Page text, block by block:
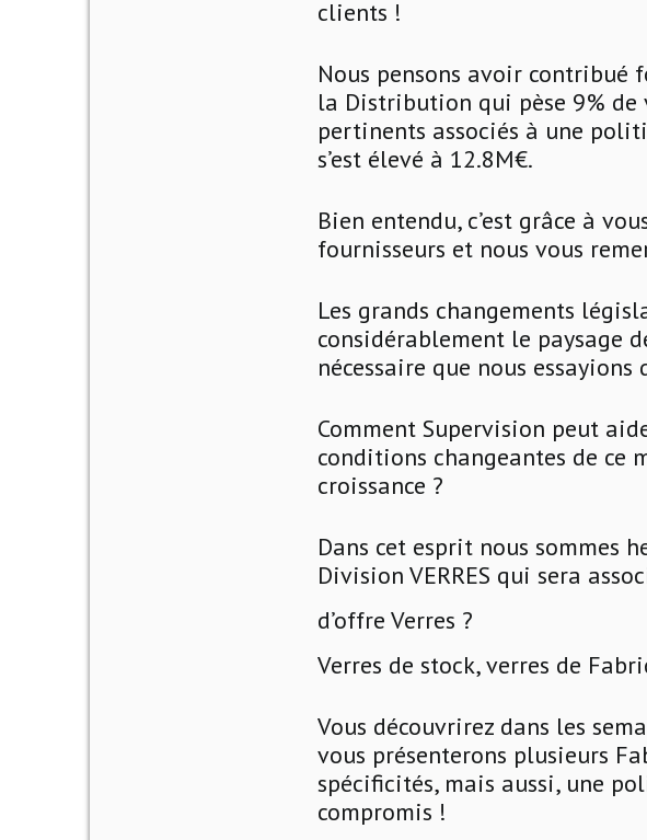
clients !
Nous pensons avoir contribué
la Distribution qui pèse 9%
pertinents associés à une
s’est élevé à 12.8M€.
Bien entendu, c’est grâce à
fournisseurs et nous vous
Les grands changements
considérablement le paysage
nécessaire que nous
Comment Supervision peut
conditions changeantes de ce
croissance ?
Dans cet esprit nous sommes
Division VERRES qui sera
d’offre Verres ?
Verres de stock, verres de
Vous découvrirez dans les
vous présenterons plusieurs
spécificités, mais aussi, une
compromis !